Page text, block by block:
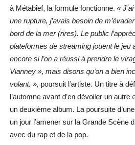
à Métabief, la formule fonctionne. «
une rupture, j’avais besoin de
bord de la mer (rires). Le public
plateformes de streaming jouent le jeu
encore si l’on a réussi à prendre le
Vianney », mais disons qu’on a bien
volant. », poursuit l’artiste. Un titre à
l’automne avant d’en dévoiler un autre
un deuxième album. La poursuite
un jour l’amener sur la Grande Scène
avec du rap et de la pop.